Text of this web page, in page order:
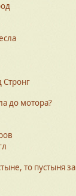
до мотора?
то пустыня